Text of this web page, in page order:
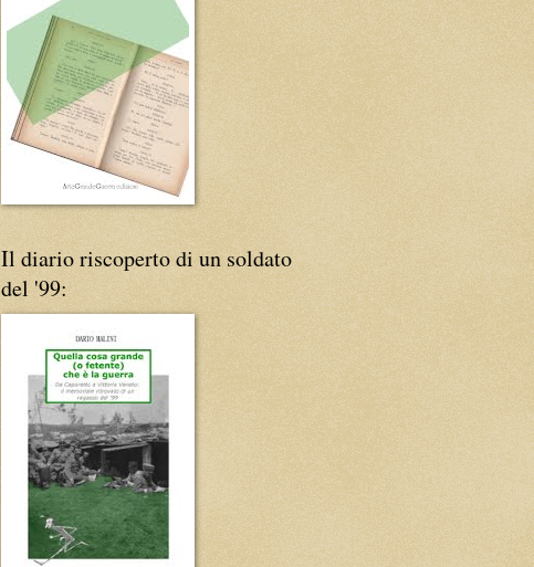
Il diario riscoperto di un soldato
del '99: